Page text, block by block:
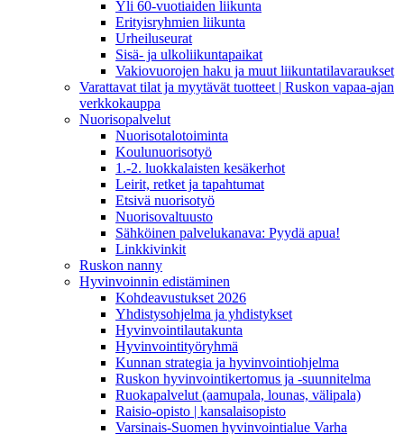
Yli 60-vuotiaiden liikunta
Erityisryhmien liikunta
Urheiluseurat
Sisä- ja ulkoliikuntapaikat
Vakiovuorojen haku ja muut liikuntatilavaraukset
Varattavat tilat ja myytävät tuotteet | Ruskon vapaa-ajan
verkkokauppa
Nuorisopalvelut
Nuorisotalotoiminta
Koulunuorisotyö
1.-2. luokkalaisten kesäkerhot
Leirit, retket ja tapahtumat
Etsivä nuorisotyö
Nuorisovaltuusto
Sähköinen palvelukanava: Pyydä apua!
Linkkivinkit
Ruskon nanny
Hyvinvoinnin edistäminen
Kohdeavustukset 2026
Yhdistysohjelma ja yhdistykset
Hyvinvointilautakunta
Hyvinvointityöryhmä
Kunnan strategia ja hyvinvointiohjelma
Ruskon hyvinvointikertomus ja -suunnitelma
Ruokapalvelut (aamupala, lounas, välipala)
Raisio-opisto | kansalaisopisto
Varsinais-Suomen hyvinvointialue Varha